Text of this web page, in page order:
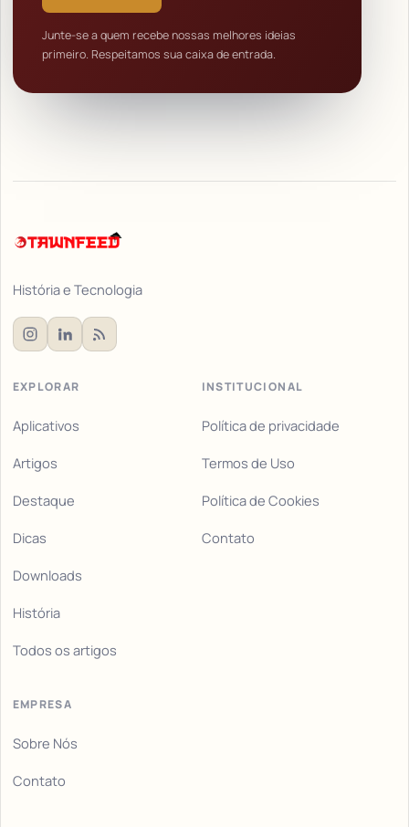
Junte-se a quem recebe nossas melhores ideias
primeiro. Respeitamos sua caixa de entrada.
História e Tecnologia
EXPLORAR
Aplicativos
Artigos
Destaque
Dicas
Downloads
História
Todos os artigos
INSTITUCIONAL
Política de privacidade
Termos de Uso
Política de Cookies
Contato
EMPRESA
Sobre Nós
Contato